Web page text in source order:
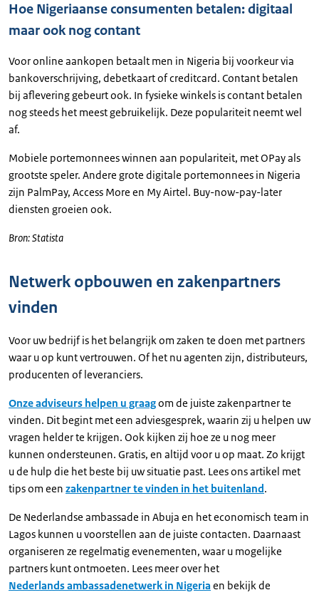
Hoe Nigeriaanse consumenten betalen: digitaal
maar ook nog contant
Voor online aankopen betaalt men in Nigeria bij voorkeur via
bankoverschrijving, debetkaart of creditcard. Contant betalen
bij aflevering gebeurt ook. In fysieke winkels is contant betalen
nog steeds het meest gebruikelijk. Deze populariteit neemt wel
af.
Mobiele portemonnees winnen aan populariteit, met OPay als
grootste speler. Andere grote digitale portemonnees in Nigeria
zijn PalmPay, Access More en My Airtel. Buy-now-pay-later
diensten groeien ook.
Bron: Statista
Netwerk opbouwen en zakenpartners
vinden
Voor uw bedrijf is het belangrijk om zaken te doen met partners
waar u op kunt vertrouwen. Of het nu agenten zijn, distributeurs,
producenten of leveranciers.
Onze adviseurs helpen u graagom de juiste zakenpartner te
vinden. Dit begint met een adviesgesprek, waarin zij u helpen uw
vragen helder te krijgen. Ook kijken zij hoe ze u nog meer
kunnen ondersteunen. Gratis, en altijd voor u op maat. Zo krijgt
u de hulp die het beste bij uw situatie past. Lees ons artikel met
tips om een zakenpartner te vinden in het buitenland.
De Nederlandse ambassade in Abuja en het economisch team in
Lagos kunnen u voorstellen aan de juiste contacten. Daarnaast
organiseren ze regelmatig evenementen, waar u mogelijke
partners kunt ontmoeten. Lees meer over het
Nederlands ambassadenetwerk in Nigeria en bekijk de